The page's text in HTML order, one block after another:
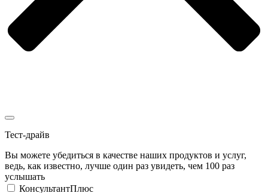
Тест-драйв
Вы можете убедиться в качестве наших продуктов и услуг,
ведь, как известно, лучше один раз увидеть, чем 100 раз
услышать
КонсультантПлюс